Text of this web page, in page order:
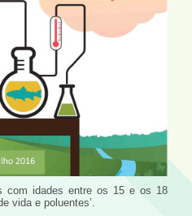
com idades entre os 15 e os 18
vida e poluentes’.